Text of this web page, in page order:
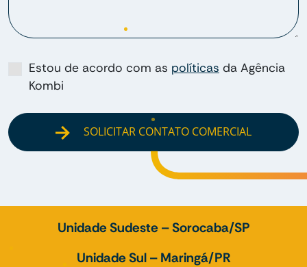
Estou de acordo com as políticas da Agência
Kombi
SOLICITAR CONTATO COMERCIAL
Unidade Sudeste – Sorocaba/SP
Unidade Sul – Maringá/PR